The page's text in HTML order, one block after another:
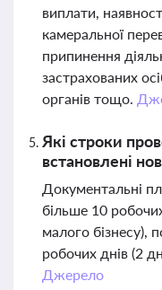
виплати,
камеральної
припинення
застрахованих
органів тощо.
Які строки
встановлені
Документальні
більше 10
малого бізнесу),
робочих днів (2
Джерело